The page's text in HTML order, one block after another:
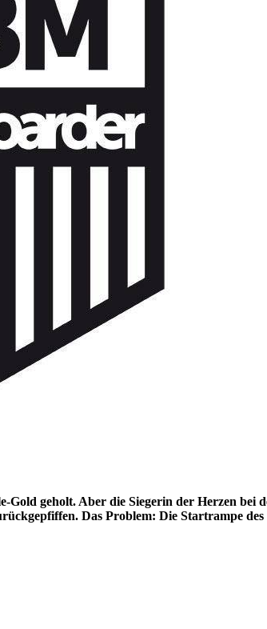
Gold geholt. Aber die Siegerin der Herzen
Das Problem: Die Startrampe des